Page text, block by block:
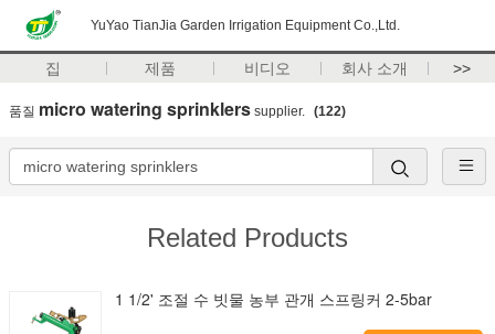
YuYao TianJia Garden Irrigation Equipment Co.,Ltd.
집 제품 비디오 회사 소개 >>
품질 micro watering sprinklers supplier. (122)
Related Products
1 1/2' 조절 수 빗물 농부 관개 스프링커 2-5bar